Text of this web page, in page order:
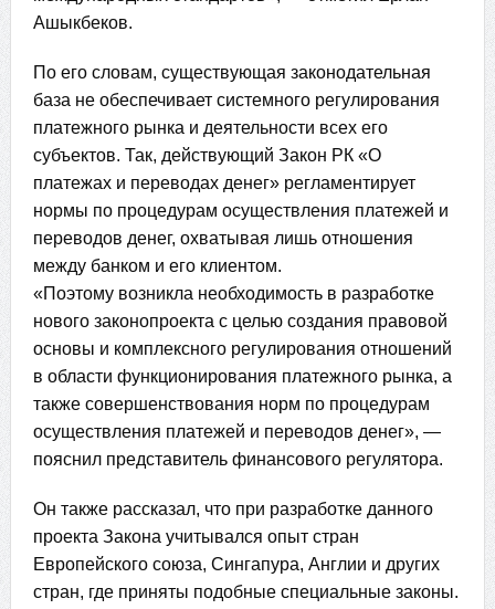
Ашыкбеков.
По его словам, существующая законодательная
база не обеспечивает системного регулирования
платежного рынка и деятельности всех его
субъектов. Так, действующий Закон РК «О
платежах и переводах денег» регламентирует
нормы по процедурам осуществления платежей и
переводов денег, охватывая лишь отношения
между банком и его клиентом.
«Поэтому возникла необходимость в разработке
нового законопроекта с целью создания правовой
основы и комплексного регулирования отношений
в области функционирования платежного рынка, а
также совершенствования норм по процедурам
осуществления платежей и переводов денег», —
пояснил представитель финансового регулятора.
Он также рассказал, что при разработке данного
проекта Закона учитывался опыт стран
Европейского союза, Сингапура, Англии и других
стран, где приняты подобные специальные законы.